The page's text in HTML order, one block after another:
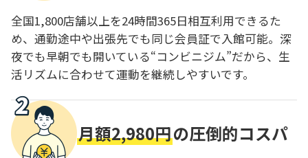
全国1,800店舗以上を24時間365日相互利用できるた
め、通勤途中や出張先でも同じ会員証で入館可能。深
夜でも早朝でも開いている“コンビニジム”だから、生
活リズムに合わせて運動を継続しやすいです。
月額2,980円の圧倒的コスパ